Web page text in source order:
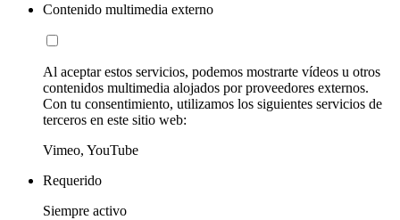
Contenido multimedia externo
Al aceptar estos servicios, podemos mostrarte vídeos u otros
contenidos multimedia alojados por proveedores externos.
Con tu consentimiento, utilizamos los siguientes servicios de
terceros en este sitio web:
Vimeo, YouTube
Requerido
Siempre activo